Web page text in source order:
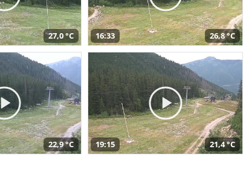
27,0 °C 16:33 26,8 °C
22,9 °C 19:15 21,4 °C